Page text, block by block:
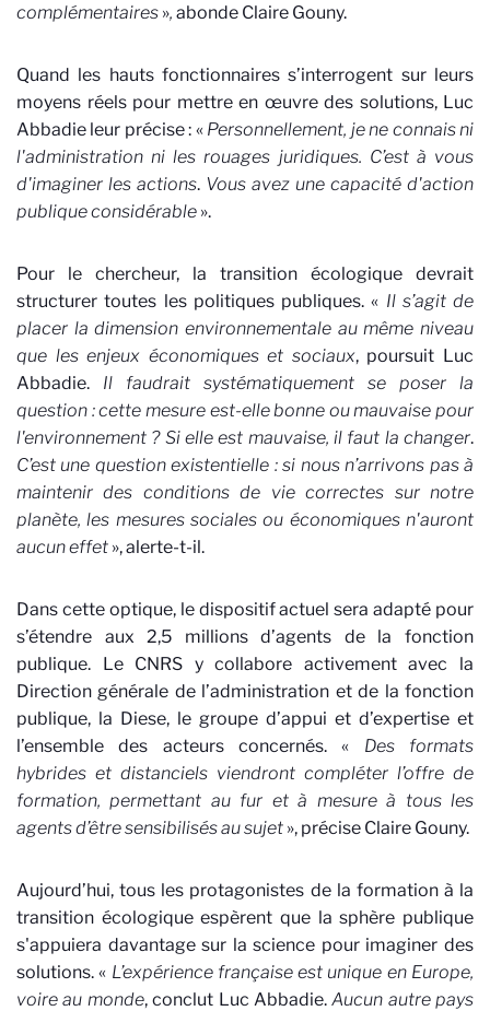
complémentaires », abonde Claire Gouny.
Quand les hauts fonctionnaires s’interrogent sur leurs
moyens réels pour mettre en œuvre des solutions, Luc
Abbadie leur précise : « Personnellement, je ne connais ni
l'administration ni les rouages juridiques. C’est à vous
d'imaginer les actions. Vous avez une capacité d'action
publique considérable ».
Pour le chercheur, la transition écologique devrait
structurer toutes les politiques publiques. « Il s’agit de
placer la dimension environnementale au même niveau
que les enjeux économiques et sociaux, poursuit Luc
Abbadie. Il faudrait systématiquement se poser la
question : cette mesure est-elle bonne ou mauvaise pour
l'environnement ? Si elle est mauvaise, il faut la changer.
C’est une question existentielle : si nous n’arrivons pas à
maintenir des conditions de vie correctes sur notre
planète, les mesures sociales ou économiques n'auront
aucun effet », alerte-t-il.
Dans cette optique, le dispositif actuel sera adapté pour
s’étendre aux 2,5 millions d’agents de la fonction
publique. Le CNRS y collabore activement avec la
Direction générale de l’administration et de la fonction
publique, la Diese, le groupe d’appui et d’expertise et
l’ensemble des acteurs concernés. « Des formats
hybrides et distanciels viendront compléter l’offre de
formation, permettant au fur et à mesure à tous les
agents d’être sensibilisés au sujet », précise Claire Gouny.
Aujourd’hui, tous les protagonistes de la formation à la
transition écologique espèrent que la sphère publique
s'appuiera davantage sur la science pour imaginer des
solutions. « L’expérience française est unique en Europe,
voire au monde, conclut Luc Abbadie.Aucun autre pays